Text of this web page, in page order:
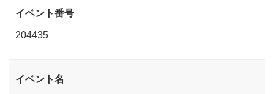
イベント番号
204435
イベント名